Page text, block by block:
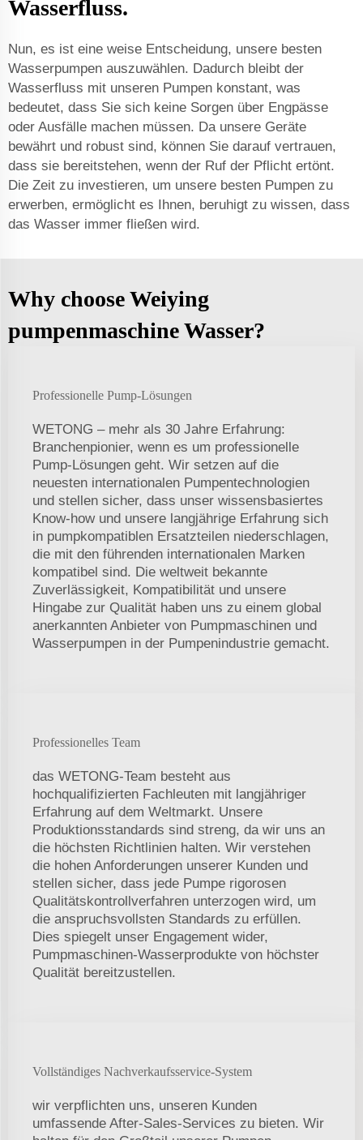
Wasserfluss.
Nun, es ist eine weise Entscheidung, unsere besten
Wasserpumpen auszuwählen. Dadurch bleibt der
Wasserfluss mit unseren Pumpen konstant, was
bedeutet, dass Sie sich keine Sorgen über Engpässe
oder Ausfälle machen müssen. Da unsere Geräte
bewährt und robust sind, können Sie darauf vertrauen,
dass sie bereitstehen, wenn der Ruf der Pflicht ertönt.
Die Zeit zu investieren, um unsere besten Pumpen zu
erwerben, ermöglicht es Ihnen, beruhigt zu wissen, dass
das Wasser immer fließen wird.
Why choose Weiying
pumpenmaschine Wasser?
Professionelle Pump-Lösungen
WETONG – mehr als 30 Jahre Erfahrung:
Branchenpionier, wenn es um professionelle
Pump-Lösungen geht. Wir setzen auf die
neuesten internationalen Pumpentechnologien
und stellen sicher, dass unser wissensbasiertes
Know-how und unsere langjährige Erfahrung sich
in pumpkompatiblen Ersatzteilen niederschlagen,
die mit den führenden internationalen Marken
kompatibel sind. Die weltweit bekannte
Zuverlässigkeit, Kompatibilität und unsere
Hingabe zur Qualität haben uns zu einem global
anerkannten Anbieter von Pumpmaschinen und
Wasserpumpen in der Pumpenindustrie gemacht.
Professionelles Team
das WETONG-Team besteht aus
hochqualifizierten Fachleuten mit langjähriger
Erfahrung auf dem Weltmarkt. Unsere
Produktionsstandards sind streng, da wir uns an
die höchsten Richtlinien halten. Wir verstehen
die hohen Anforderungen unserer Kunden und
stellen sicher, dass jede Pumpe rigorosen
Qualitätskontrollverfahren unterzogen wird, um
die anspruchsvollsten Standards zu erfüllen.
Dies spiegelt unser Engagement wider,
Pumpmaschinen-Wasserprodukte von höchster
Qualität bereitzustellen.
Vollständiges Nachverkaufsservice-System
wir verpflichten uns, unseren Kunden
umfassende After-Sales-Services zu bieten. Wir